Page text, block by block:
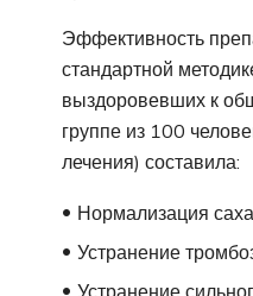
Эффективность
стандартной
выздоровевших к
группе из 100
лечения) составила:
Нормализация
Устранение